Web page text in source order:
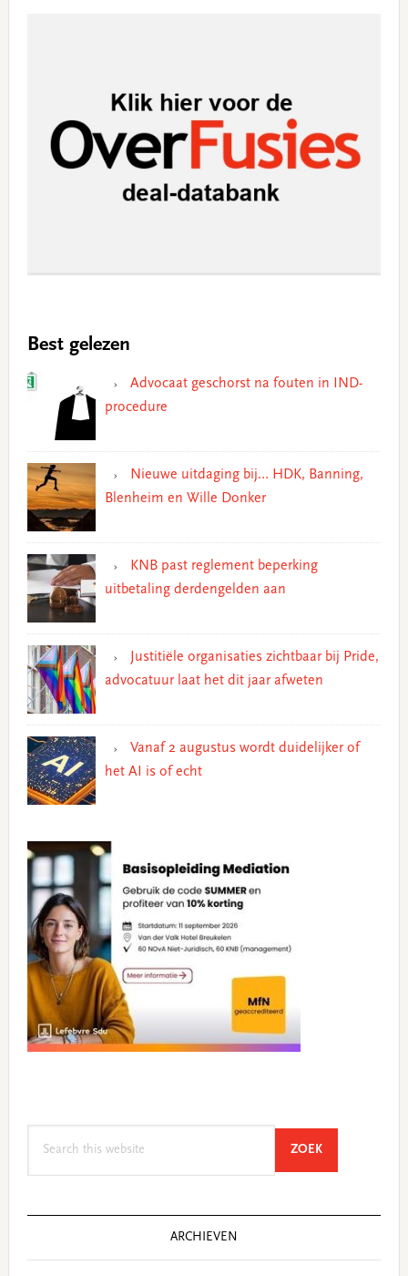
Best gelezen
Advocaat geschorst na fouten in IND-
procedure
Nieuwe uitdaging bij… HDK, Banning,
Blenheim en Wille Donker
KNB past reglement beperking
uitbetaling derdengelden aan
Justitiële organisaties zichtbaar bij Pride,
advocatuur laat het dit jaar afweten
Vanaf 2 augustus wordt duidelijker of
het AI is of echt
ZOEKSEARCH
ARCHIEVEN